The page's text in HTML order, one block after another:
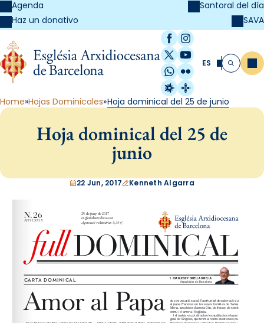
Agenda
Haz un donativo
Santoral del día
SAVA
Facebook
Instagram
X / Twitter
YouTube
WhatsApp
Flickr
Radio Estel
Catalunya
ES Buscar
Home Hojas Dominicales Hoja dominical del 25 de junio
Hoja dominical del 25 de
junio
22 Jun, 2017 Kenneth Algarra